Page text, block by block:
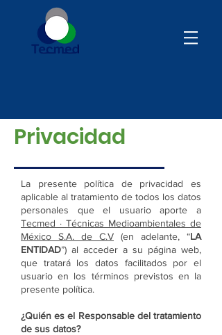
Privacidad
La presente política de privacidad es
aplicable al tratamiento de todos los datos
personales que el usuario aporte a
Tecmed · Técnicas Medioambientales de
México S.A. de C.V (en adelante, “LA
ENTIDAD”) al acceder a su página web,
que tratará los datos facilitados por el
usuario en los términos previstos en la
presente política.
¿Quién es el Responsable del tratamiento
de sus datos?